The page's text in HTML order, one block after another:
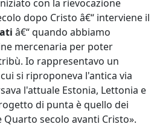
con la rievocazione
dopo Cristo â€“ interviene il
â€“ quando abbiamo
mercenaria per poter
Io rappresentavo un
si riproponeva l'antica via
l'attuale Estonia, Lettonia e
di punta è quello dei
Quarto secolo avanti Cristo».